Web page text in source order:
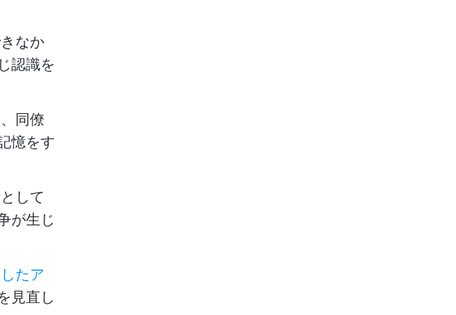
なか
認識を
同僚
憶をす
して
が生じ
たア
見直し